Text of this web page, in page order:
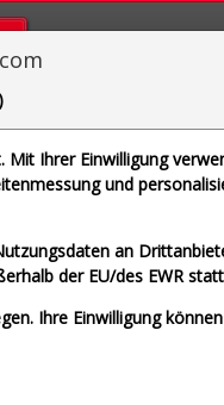
Ihrer Einwilligung
und
an
der EU/des EWR
Ihre Einwilligung